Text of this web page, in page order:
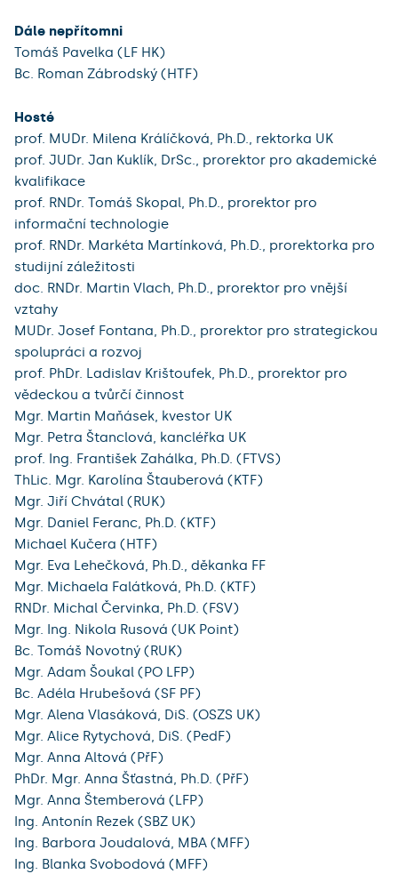
Dále nepřítomni
Tomáš Pavelka (LF HK)
Bc. Roman Zábrodský (HTF)
Hosté
prof. MUDr. Milena Králíčková, Ph.D., rektorka UK
prof. JUDr. Jan Kuklík, DrSc., prorektor pro akademické
kvalifikace
prof. RNDr. Tomáš Skopal, Ph.D., prorektor pro
informační technologie
prof. RNDr. Markéta Martínková, Ph.D., prorektorka pro
studijní záležitosti
doc. RNDr. Martin Vlach, Ph.D., prorektor pro vnější
vztahy
MUDr. Josef Fontana, Ph.D., prorektor pro strategickou
spolupráci a rozvoj
prof. PhDr. Ladislav Krištoufek, Ph.D., prorektor pro
vědeckou a tvůrčí činnost
Mgr. Martin Maňásek, kvestor UK
Mgr. Petra Štanclová, kancléřka UK
prof. Ing. František Zahálka, Ph.D. (FTVS)
ThLic. Mgr. Karolína Štauberová (KTF)
Mgr. Jiří Chvátal (RUK)
Mgr. Daniel Feranc, Ph.D. (KTF)
Michael Kučera (HTF)
Mgr. Eva Lehečková, Ph.D., děkanka FF
Mgr. Michaela Falátková, Ph.D. (KTF)
RNDr. Michal Červinka, Ph.D. (FSV)
Mgr. Ing. Nikola Rusová (UK Point)
Bc. Tomáš Novotný (RUK)
Mgr. Adam Šoukal (PO LFP)
Bc. Adéla Hrubešová (SF PF)
Mgr. Alena Vlasáková, DiS. (OSZS UK)
Mgr. Alice Rytychová, DiS. (PedF)
Mgr. Anna Altová (PřF)
PhDr. Mgr. Anna Šťastná, Ph.D. (PřF)
Mgr. Anna Štemberová (LFP)
Ing. Antonín Rezek (SBZ UK)
Ing. Barbora Joudalová, MBA (MFF)
Ing. Blanka Svobodová (MFF)